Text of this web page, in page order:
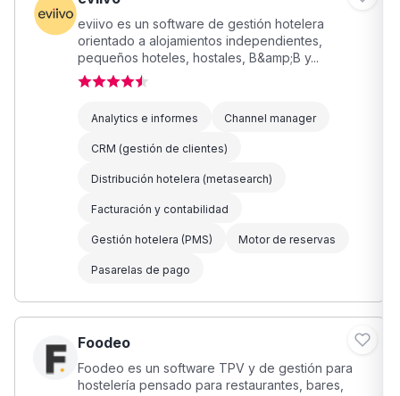
eviivo es un software de gestión hotelera
orientado a alojamientos independientes,
pequeños hoteles, hostales, B&amp;B y...
Analytics e informes Channel manager
CRM (gestión de clientes)
Distribución hotelera (metasearch)
Facturación y contabilidad
Gestión hotelera (PMS) Motor de reservas
Pasarelas de pago
Foodeo
Foodeo es un software TPV y de gestión para
hostelería pensado para restaurantes, bares,